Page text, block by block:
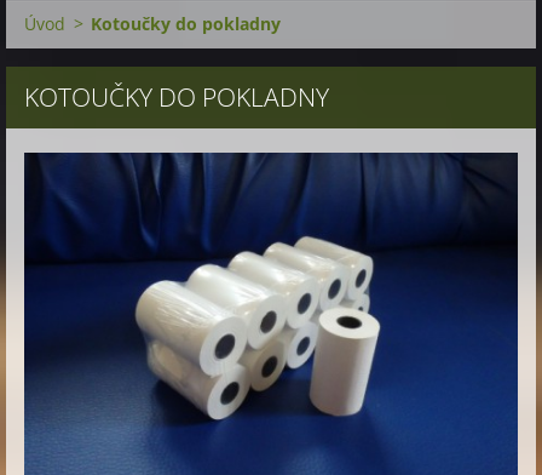
Úvod > Kotoučky do pokladny
KOTOUČKY DO POKLADNY